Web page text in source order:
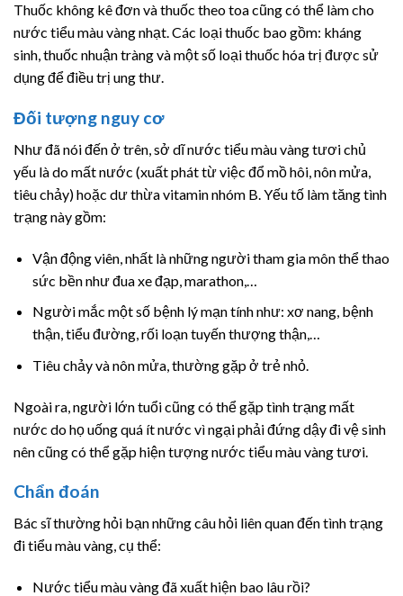
Thuốc không kê đơn và thuốc theo toa cũng có thể làm cho
nước tiểu màu vàng nhạt. Các loại thuốc bao gồm: kháng
sinh, thuốc nhuận tràng và một số loại thuốc hóa trị được sử
dụng để điều trị ung thư.
Đối tượng nguy cơ
Như đã nói đến ở trên, sở dĩ nước tiểu màu vàng tươi chủ
yếu là do mất nước (xuất phát từ việc đổ mồ hôi, nôn mửa,
tiêu chảy) hoặc dư thừa vitamin nhóm B. Yếu tố làm tăng tình
trạng này gồm:
Vận động viên, nhất là những người tham gia môn thể thao
sức bền như đua xe đạp, marathon,…
Người mắc một số bệnh lý mạn tính như: xơ nang, bệnh
thận, tiểu đường, rối loạn tuyến thượng thận,…
Tiêu chảy và nôn mửa, thường gặp ở trẻ nhỏ.
Ngoài ra, người lớn tuổi cũng có thể gặp tình trạng mất
nước do họ uống quá ít nước vì ngại phải đứng dậy đi vệ sinh
nên cũng có thể gặp hiện tượng nước tiểu màu vàng tươi.
Chẩn đoán
Bác sĩ thường hỏi bạn những câu hỏi liên quan đến tình trạng
đi tiểu màu vàng, cụ thể:
Nước tiểu màu vàng đã xuất hiện bao lâu rồi?